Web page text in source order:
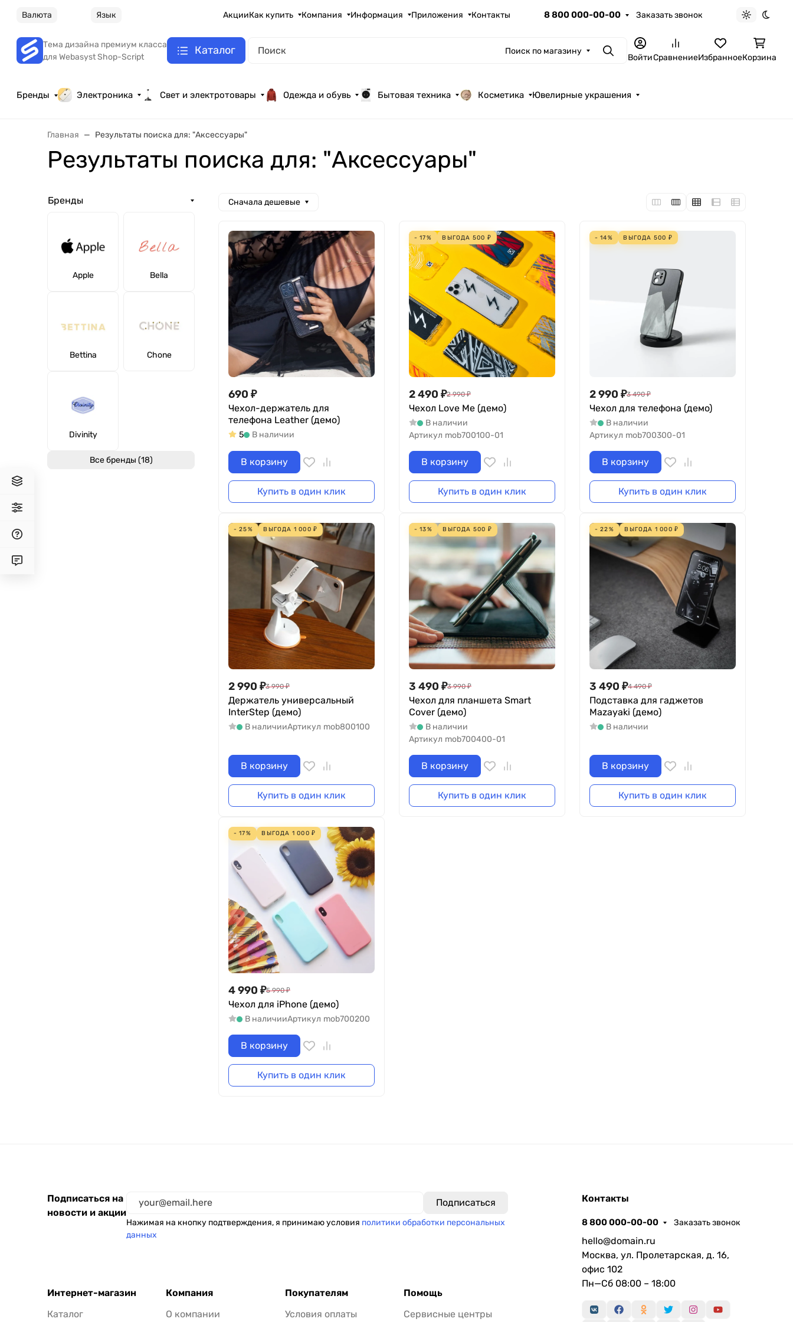
Валюта Язык АкцииКак купить Компания Информация Приложения Контакты 8 800 000-00-00 Заказать звонок
Светлая
Тема дизайна премиум класса
для Webasyst Shop-Script
Каталог Поиск по магазину ПоискВойтиСравнениеИзбранноеКорзина
Бренды Электроника Свет и электротовары Одежда и обувь Бытовая техника Косметика Ювелирные украшения
Главная Результаты поиска для: "Аксессуары"
Результаты поиска для: "Аксессуары"
Бренды
Apple Bella
Bettina Chone
Divinity
Все бренды (18)
Сначала дешевые
690 ₽
Чехол-держатель для
телефона Leather (демо)
5 В наличии
В корзину
Купить в один клик
- 17% ВЫГОДА 500 ₽
2 490 ₽2 990 ₽
Чехол Love Me (демо)
В наличии
Артикул mob700100-01
В корзину
Купить в один клик
- 14% ВЫГОДА 500 ₽
2 990 ₽3 490 ₽
Чехол для телефона (демо)
В наличии
Артикул mob700300-01
В корзину
Купить в один клик
- 25% ВЫГОДА 1 000 ₽
2 990 ₽3 990 ₽
Держатель универсальный
InterStep (демо)
В наличииАртикул mob800100
В корзину
Купить в один клик
- 13% ВЫГОДА 500 ₽
3 490 ₽3 990 ₽
Чехол для планшета Smart
Cover (демо)
В наличии
Артикул mob700400-01
В корзину
Купить в один клик
- 22% ВЫГОДА 1 000 ₽
3 490 ₽4 490 ₽
Подставка для гаджетов
Mazayaki (демо)
В наличии
В корзину
Купить в один клик
- 17% ВЫГОДА 1 000 ₽
4 990 ₽5 990 ₽
Чехол для iPhone (демо)
В наличииАртикул mob700200
В корзину
Купить в один клик
Подписаться на
новости и акции
Нажимая на кнопку подтверждения, я принимаю условия политики обработки персональных
данных
Интернет-магазин
Каталог
Компания
О компании
Покупателям
Условия оплаты
Помощь
Сервисные центры
Контакты
8 800 000-00-00 Заказать звонок
hello@domain.ru
Москва, ул. Пролетарская, д. 16,
офис 102
Пн—Сб 08:00 – 18:00